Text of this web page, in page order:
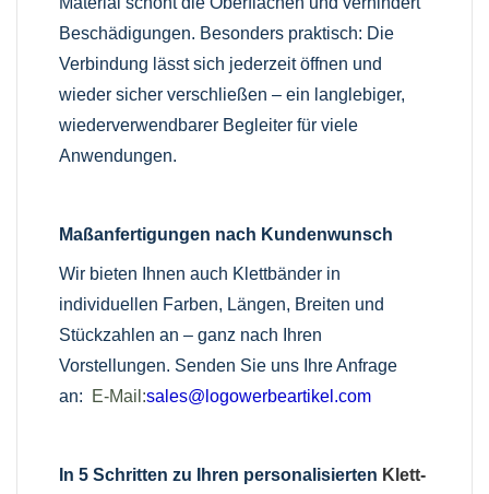
Beschädigungen. Besonders praktisch: Die
Verbindung lässt sich jederzeit öffnen und
wieder sicher verschließen – ein langlebiger,
wiederverwendbarer Begleiter für viele
Anwendungen.
Maßanfertigungen nach Kundenwunsch
Wir bieten Ihnen auch Klettbänder in
individuellen Farben, Längen, Breiten und
Stückzahlen an – ganz nach Ihren
Vorstellungen. Senden Sie uns Ihre Anfrage
an:
E-Mail:sales@logowerbeartikel.com
In 5 Schritten zu Ihren personalisierten Klett-